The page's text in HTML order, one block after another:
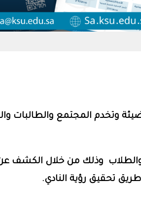
وتخدم المجتمع والطالبات
وذلك من خلال الكشف
تحقيق رؤية النادي.